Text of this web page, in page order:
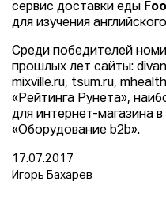
сервис доставки еды
для изучения
Среди победителей
прошлых лет сайты:
mixville.ru, tsum.ru,
«Рейтинга Рунета»,
для интернет-магазина
«Оборудование b2b».
17.07.2017
Игорь Бахарев